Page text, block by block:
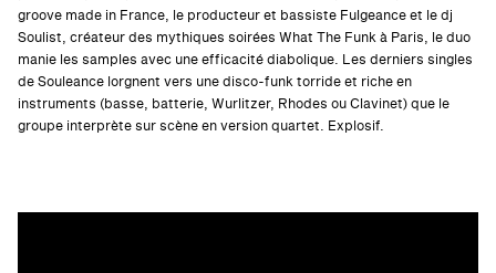
groove made in France, le producteur et bassiste Fulgeance et le dj
Soulist, créateur des mythiques soirées What The Funk à Paris, le duo
manie les samples avec une efficacité diabolique. Les derniers singles
de Souleance lorgnent vers une disco-funk torride et riche en
instruments (basse, batterie, Wurlitzer, Rhodes ou Clavinet) que le
groupe interprète sur scène en version quartet. Explosif.